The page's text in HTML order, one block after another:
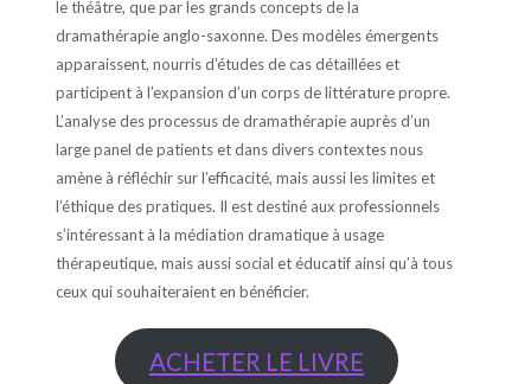
le théâtre, que par les grands concepts de la
dramathérapie anglo-saxonne. Des modèles émergents
apparaissent, nourris d’études de cas détaillées et
participent à l’expansion d’un corps de littérature propre.
L’analyse des processus de dramathérapie auprès d’un
large panel de patients et dans divers contextes nous
amène à réfléchir sur l’efficacité, mais aussi les limites et
l’éthique des pratiques. Il est destiné aux professionnels
s’intéressant à la médiation dramatique à usage
thérapeutique, mais aussi social et éducatif ainsi qu’à tous
ceux qui souhaiteraient en bénéficier.
ACHETER LE LIVRE